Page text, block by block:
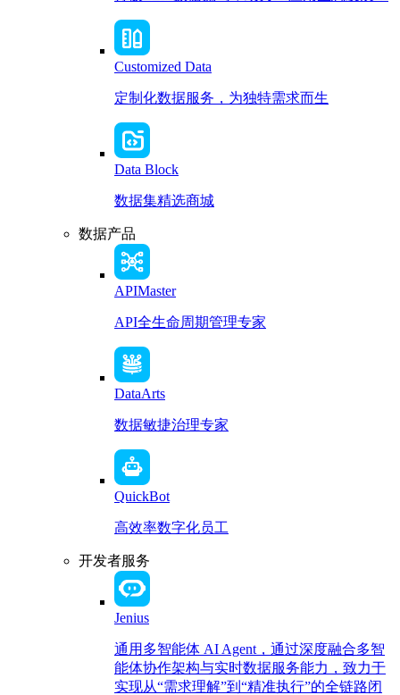
Customized Data
定制化数据服务，为独特需求而生
Data Block
数据集精选商城
数据产品
APIMaster
API全生命周期管理专家
DataArts
数据敏捷治理专家
QuickBot
高效率数字化员工
开发者服务
Jenius
通用多智能体 AI Agent，通过深度融合多智
能体协作架构与实时数据服务能力，致力于
实现从“需求理解”到“精准执行”的全链路闭